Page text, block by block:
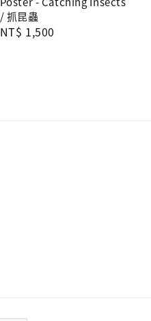
/ 抓昆蟲
Regular
NT$ 1,500